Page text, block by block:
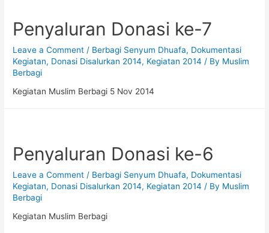
Penyaluran Donasi ke-7
Leave a Comment / Berbagi Senyum Dhuafa, Dokumentasi
Kegiatan, Donasi Disalurkan 2014, Kegiatan 2014 / By Muslim
Berbagi
Kegiatan Muslim Berbagi 5 Nov 2014
Penyaluran Donasi ke-6
Leave a Comment / Berbagi Senyum Dhuafa, Dokumentasi
Kegiatan, Donasi Disalurkan 2014, Kegiatan 2014 / By Muslim
Berbagi
Kegiatan Muslim Berbagi